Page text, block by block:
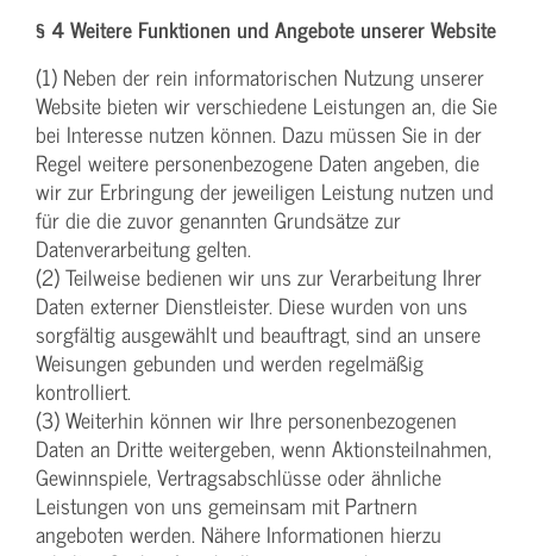
§ 4 Weitere Funktionen und Angebote unserer Website
(1) Neben der rein informatorischen Nutzung unserer
Website bieten wir verschiedene Leistungen an, die Sie
bei Interesse nutzen können. Dazu müssen Sie in der
Regel weitere personenbezogene Daten angeben, die
wir zur Erbringung der jeweiligen Leistung nutzen und
für die die zuvor genannten Grundsätze zur
Datenverarbeitung gelten.
(2) Teilweise bedienen wir uns zur Verarbeitung Ihrer
Daten externer Dienstleister. Diese wurden von uns
sorgfältig ausgewählt und beauftragt, sind an unsere
Weisungen gebunden und werden regelmäßig
kontrolliert.
(3) Weiterhin können wir Ihre personenbezogenen
Daten an Dritte weitergeben, wenn Aktionsteilnahmen,
Gewinnspiele, Vertragsabschlüsse oder ähnliche
Leistungen von uns gemeinsam mit Partnern
angeboten werden. Nähere Informationen hierzu